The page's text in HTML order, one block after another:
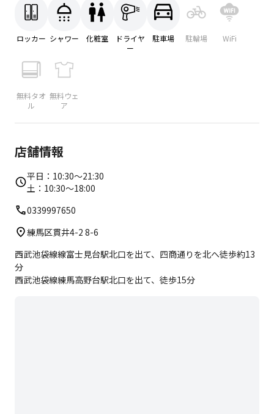
ロッカー シャワー 化粧室
ドライヤ
ー
駐車場 駐輪場 WiFi
無料タオ
ル
無料ウェ
ア
店舗情報
平日：10:30〜21:30
土：10:30〜18:00
0339997650
練馬区貫井4-2 8-6
西武池袋線線富士見台駅北口を出て、四商通りを北へ徒歩約13
分
西武池袋線練馬高野台駅北口を出て、徒歩15分